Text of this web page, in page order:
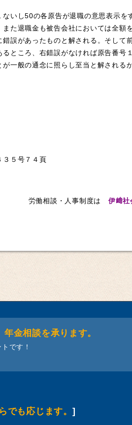
いし50の各原告が退職の意思表示を
た退職金も被告会社においては全額
誤があったものと解される。そして
ところ、右錯誤がなければ原告番
一般の通念に照らし至当と解される
５号７４頁
労働相談・人事制度は 伊﨑社
金相談を承ります。
です！
でも応じます。 ]